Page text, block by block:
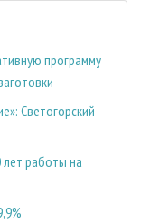
программу
Светогорский
лет работы на